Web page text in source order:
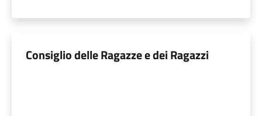
Consiglio delle Ragazze e dei Ragazzi